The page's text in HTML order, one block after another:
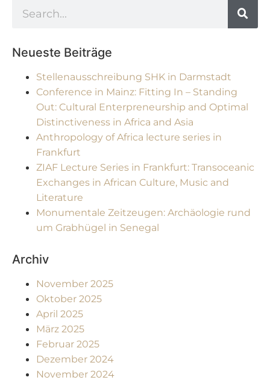
Neueste Beiträge
Stellenausschreibung SHK in Darmstadt
Conference in Mainz: Fitting In – Standing
Out: Cultural Enterpreneurship and Optimal
Distinctiveness in Africa and Asia
Anthropology of Africa lecture series in
Frankfurt
ZIAF Lecture Series in Frankfurt: Transoceanic
Exchanges in African Culture, Music and
Literature
Monumentale Zeitzeugen: Archäologie rund
um Grabhügel in Senegal
Archiv
November 2025
Oktober 2025
April 2025
März 2025
Februar 2025
Dezember 2024
November 2024